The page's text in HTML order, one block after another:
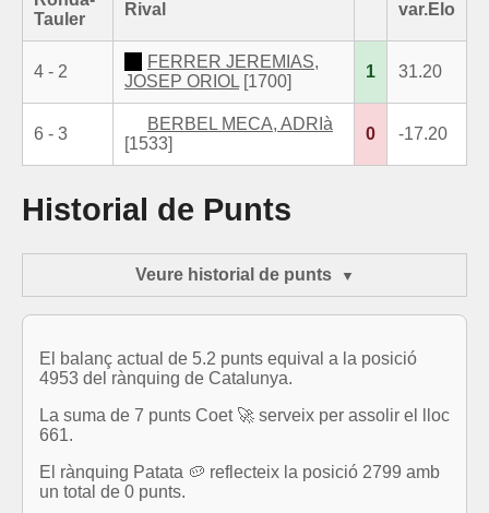
Tauler
Rival var.Elo
4 - 2
FERRER JEREMIAS,
JOSEP ORIOL [1700]
1 31.20
6 - 3
BERBEL MECA, ADRIà
[1533]
0 -17.20
Historial de Punts
Veure historial de punts
El balanç actual de 5.2 punts equival a la posició
4953 del rànquing de Catalunya.
La suma de 7 punts Coet 🚀 serveix per assolir el lloc
661.
El rànquing Patata 🥔 reflecteix la posició 2799 amb
un total de 0 punts.